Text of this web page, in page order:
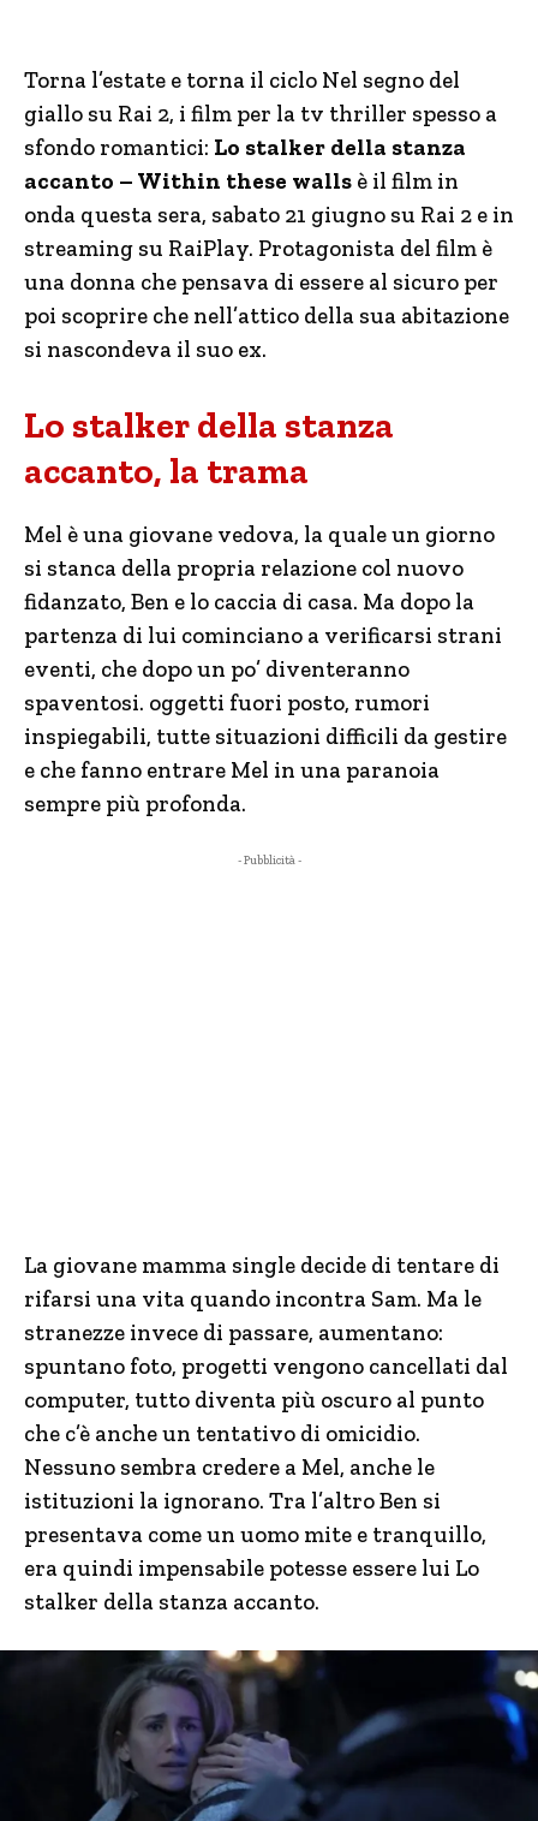
Torna l’estate e torna il ciclo Nel segno del
giallo su Rai 2, i film per la tv thriller spesso a
sfondo romantici: Lo stalker della stanza
accanto – Within these walls è il film in
onda questa sera, sabato 21 giugno su Rai 2 e in
streaming su RaiPlay. Protagonista del film è
una donna che pensava di essere al sicuro per
poi scoprire che nell’attico della sua abitazione
si nascondeva il suo ex.
Lo stalker della stanza
accanto, la trama
Mel è una giovane vedova, la quale un giorno
si stanca della propria relazione col nuovo
fidanzato, Ben e lo caccia di casa. Ma dopo la
partenza di lui cominciano a verificarsi strani
eventi, che dopo un po’ diventeranno
spaventosi. oggetti fuori posto, rumori
inspiegabili, tutte situazioni difficili da gestire
e che fanno entrare Mel in una paranoia
sempre più profonda.
- Pubblicità -
La giovane mamma single decide di tentare di
rifarsi una vita quando incontra Sam. Ma le
stranezze invece di passare, aumentano:
spuntano foto, progetti vengono cancellati dal
computer, tutto diventa più oscuro al punto
che c’è anche un tentativo di omicidio.
Nessuno sembra credere a Mel, anche le
istituzioni la ignorano. Tra l’altro Ben si
presentava come un uomo mite e tranquillo,
era quindi impensabile potesse essere lui Lo
stalker della stanza accanto.